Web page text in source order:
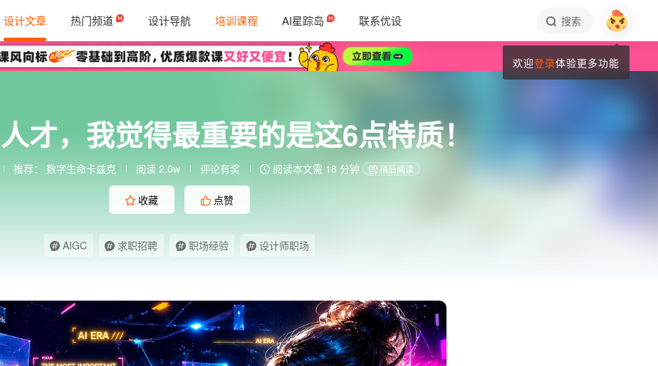
设计文章 热门频道 设计导航 培训课程 AI星踪岛 联系优设 搜索
才，我觉得最重要的是这6点特质！
推荐： 数字生命卡兹克 阅读 2.0w 评论有奖 阅读本文需 18 分钟 稍后阅读
收藏 点赞
AIGC 求职招聘 职场经验 设计师职场
欢迎登录体验更多功能